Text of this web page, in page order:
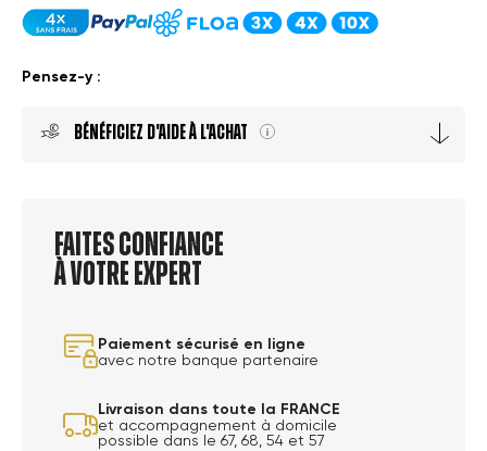
Pensez-y :
Bénéficiez D'aide À L'achat
Faites confiance
à votre expert
Paiement sécurisé en ligne
avec notre banque partenaire
Livraison dans toute la FRANCE
et accompagnement à domicile
possible dans le 67, 68, 54 et 57